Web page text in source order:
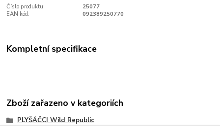
Číslo produktu:
25077
EAN kód:
092389250770
Kompletní specifikace
Zboží zařazeno v kategoriích
PLYŠÁČCI Wild Republic